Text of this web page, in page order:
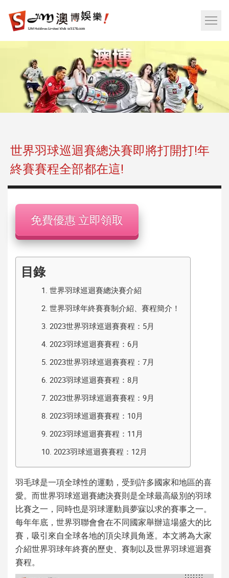
娛
樂
樂|
樂
透
彩
網
站
世界羽球巡迴賽總決賽即將打開打!年
終賽賽程全部都在這!
免費優惠 立即領取
目錄
1. 世界羽球巡迴賽總決賽介紹
2. 世界羽球年終賽賽制介紹、賽程簡介！
3. 2023世界羽球巡迴賽賽程：5月
4. 2023羽球巡迴賽賽程：6月
5. 2023世界羽球巡迴賽賽程：7月
6. 2023羽球巡迴賽賽程：8月
7. 2023世界羽球巡迴賽賽程：9月
8. 2023羽球巡迴賽賽程：10月
9. 2023羽球巡迴賽賽程：11月
10. 2023羽球巡迴賽賽程：12月
羽毛球是一項全球性的運動，受到許多國家和地區的喜
愛。而世界羽球巡迴賽總決賽則是全球最高級別的羽球
比賽之一，同時也是羽球運動員夢寐以求的賽事之一。
每年年底，世界羽聯會會在不同國家舉辦這場盛大的比
賽，吸引來自全球各地的頂尖球員角逐。本文將為大家
介紹世界羽球年終賽的歷史、賽制以及世界羽球巡迴賽
賽程。